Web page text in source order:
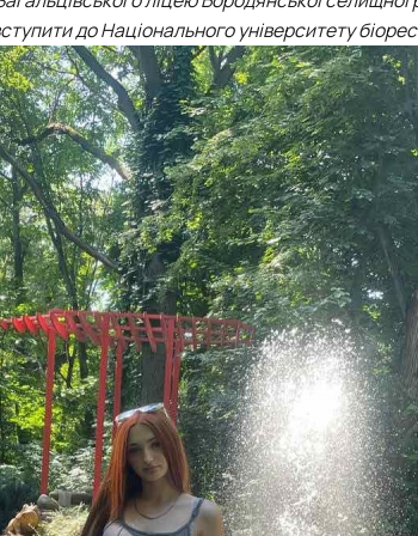
до Національного університету